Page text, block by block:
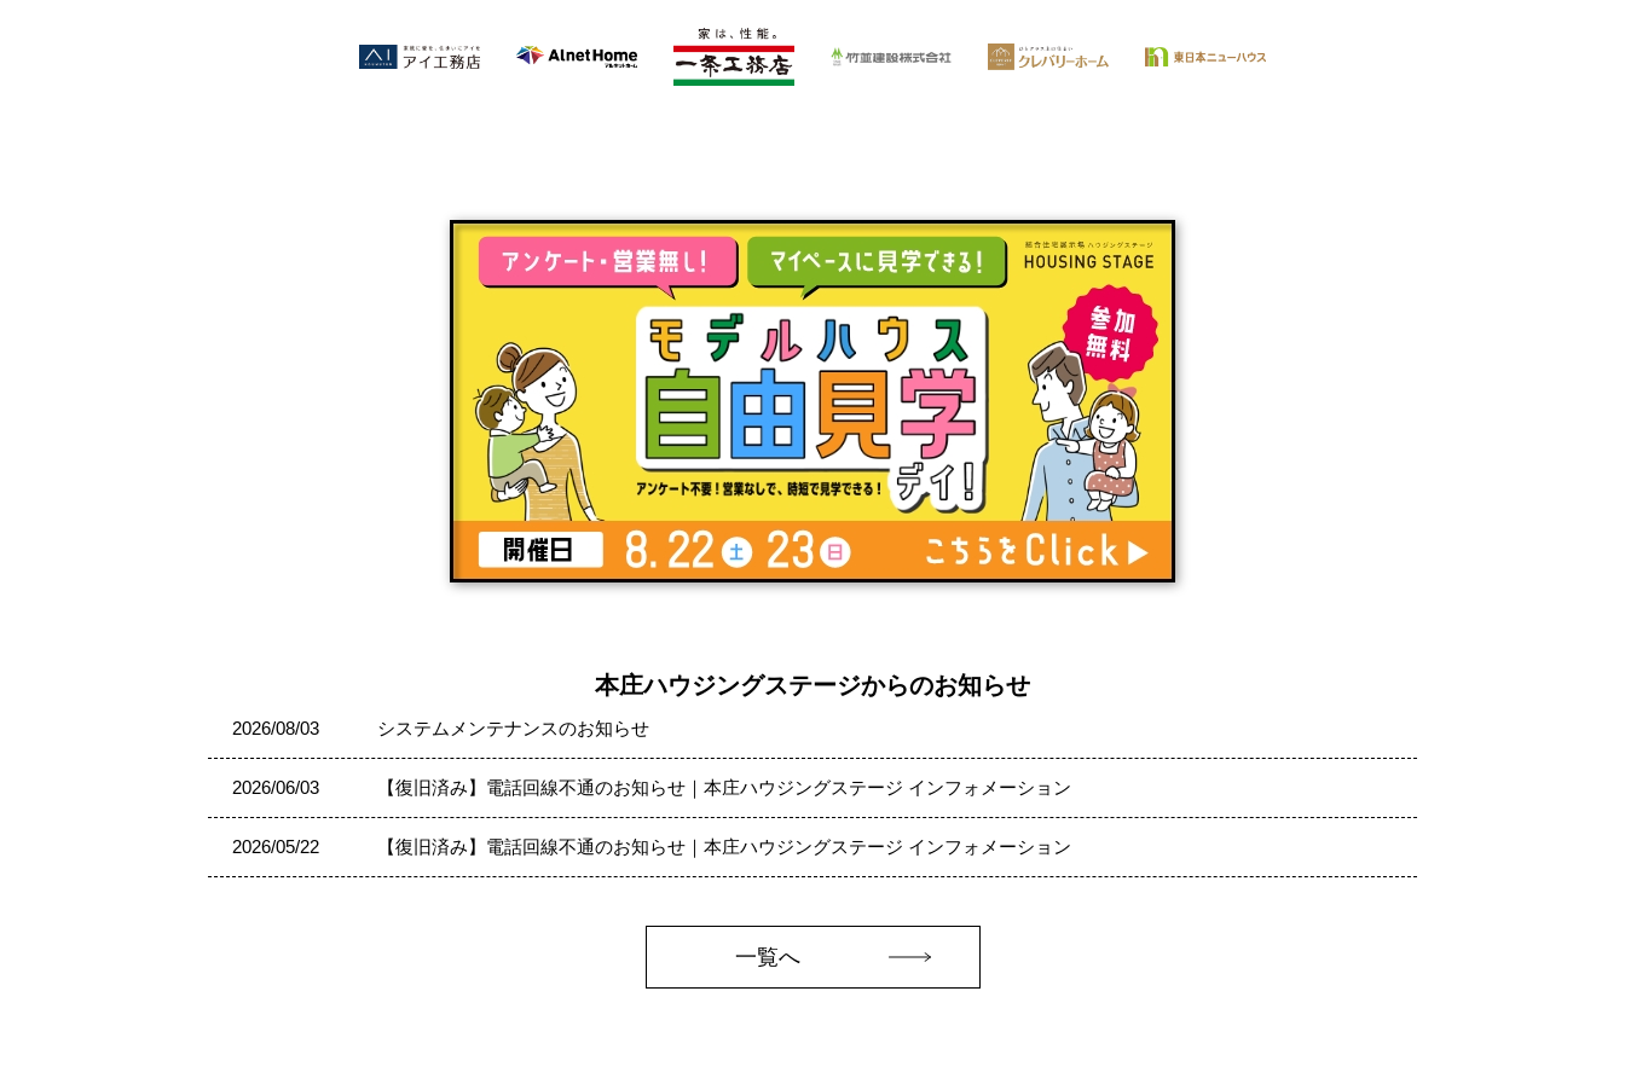
本庄ハウジングステージからのお知らせ
2026/08/03 システムメンテナンスのお知らせ
2026/06/03 【復旧済み】電話回線不通のお知らせ｜本庄ハウジングステージ インフォメーション
2026/05/22 【復旧済み】電話回線不通のお知らせ｜本庄ハウジングステージ インフォメーション
一覧へ